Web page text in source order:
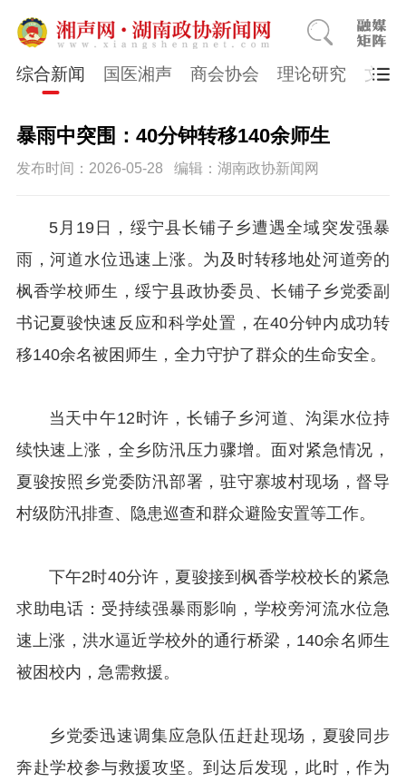
综合新闻 国医湘声 商会协会 理论研究 文史
暴雨中突围：40分钟转移140余师生
发布时间：2026-05-28 编辑：湖南政协新闻网
5月19日，绥宁县长铺子乡遭遇全域突发强暴
雨，河道水位迅速上涨。为及时转移地处河道旁的
枫香学校师生，绥宁县政协委员、长铺子乡党委副
书记夏骏快速反应和科学处置，在40分钟内成功转
移140余名被困师生，全力守护了群众的生命安全。
当天中午12时许，长铺子乡河道、沟渠水位持
续快速上涨，全乡防汛压力骤增。面对紧急情况，
夏骏按照乡党委防汛部署，驻守寨坡村现场，督导
村级防汛排查、隐患巡查和群众避险安置等工作。
下午2时40分许，夏骏接到枫香学校校长的紧急
求助电话：受持续强暴雨影响，学校旁河流水位急
速上涨，洪水逼近学校外的通行桥梁，140余名师生
被困校内，急需救援。
乡党委迅速调集应急队伍赶赴现场，夏骏同步
奔赴学校参与救援攻坚。到达后发现，此时，作为